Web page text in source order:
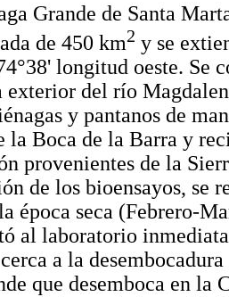
Grande de Santa
de 450 km2 y se
longitud oeste. Se
exterior del río
y pantanos de
la Boca de la Barra y
provenientes de la
de los bioensayos, se
época seca (Febrero-
al laboratorio
a la
que desemboca en la